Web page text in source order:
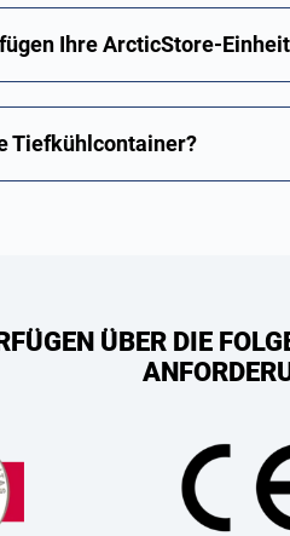
Ihre ArcticStore-
Tiefkühlcontainer?
ÜBER DIE